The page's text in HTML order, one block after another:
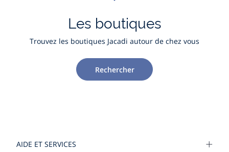
Les boutiques
Trouvez les boutiques Jacadi autour de chez vous
Rechercher
AIDE ET SERVICES